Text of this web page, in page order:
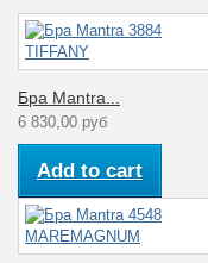
Бра Mantra...
6 830,00 руб
Add to cart